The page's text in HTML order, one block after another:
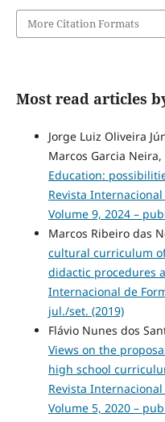
More Citation Formats
Most read articles
Jorge Luiz Oliveira
Marcos Garcia Neira,
Education:
Revista
Volume 9, 2024 –
Marcos Ribeiro das
cultural curriculum
didactic procedures
Internacional de
jul./set. (2019)
Flávio Nunes dos
Views on the
high school
Revista
Volume 5, 2020 –